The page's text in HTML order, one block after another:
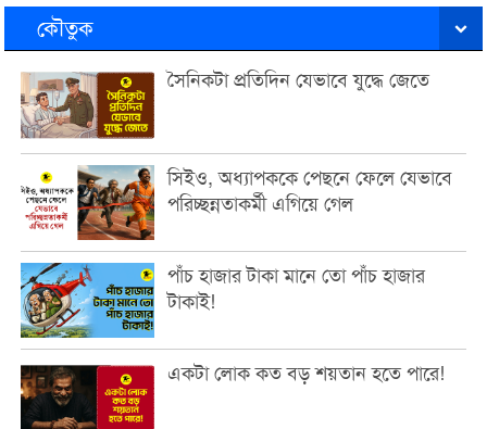
কৌতুক
সৈনিকটা প্রতিদিন যেভাবে যুদ্ধে জেতে
সিইও, অধ্যাপককে পেছনে ফেলে যেভাবে
পরিচ্ছন্নতাকর্মী এগিয়ে গেল
পাঁচ হাজার টাকা মানে তো পাঁচ হাজার
টাকাই!
একটা লোক কত বড় শয়তান হতে পারে!